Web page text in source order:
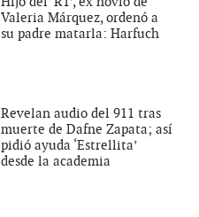
Valeria Márquez, ordenó a
su padre matarla: Harfuch
Revelan audio del 911 tras
muerte de Dafne Zapata; así
pidió ayuda ‘Estrellita’
desde la academia